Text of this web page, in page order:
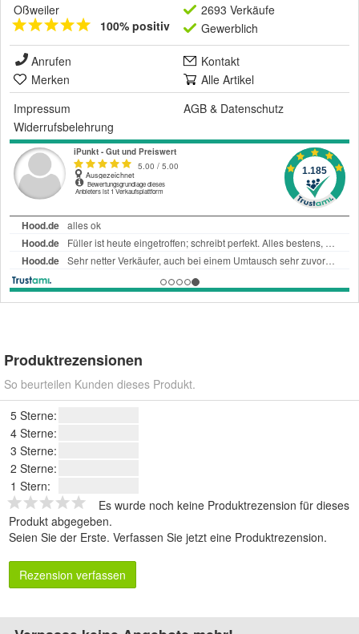
Oßweiler
100% positiv
2693 Verkäufe
Gewerblich
Anrufen
Kontakt
Merken
Alle Artikel
Impressum
AGB & Datenschutz
Widerrufsbelehrung
Produktrezensionen
So beurteilen Kunden dieses Produkt.
5 Sterne:
4 Sterne:
3 Sterne:
2 Sterne:
1 Stern:
Es wurde noch keine Produktrezension für dieses
Produkt abgegeben.
Seien Sie der Erste. Verfassen Sie jetzt eine Produktrezension.
Rezension verfassen